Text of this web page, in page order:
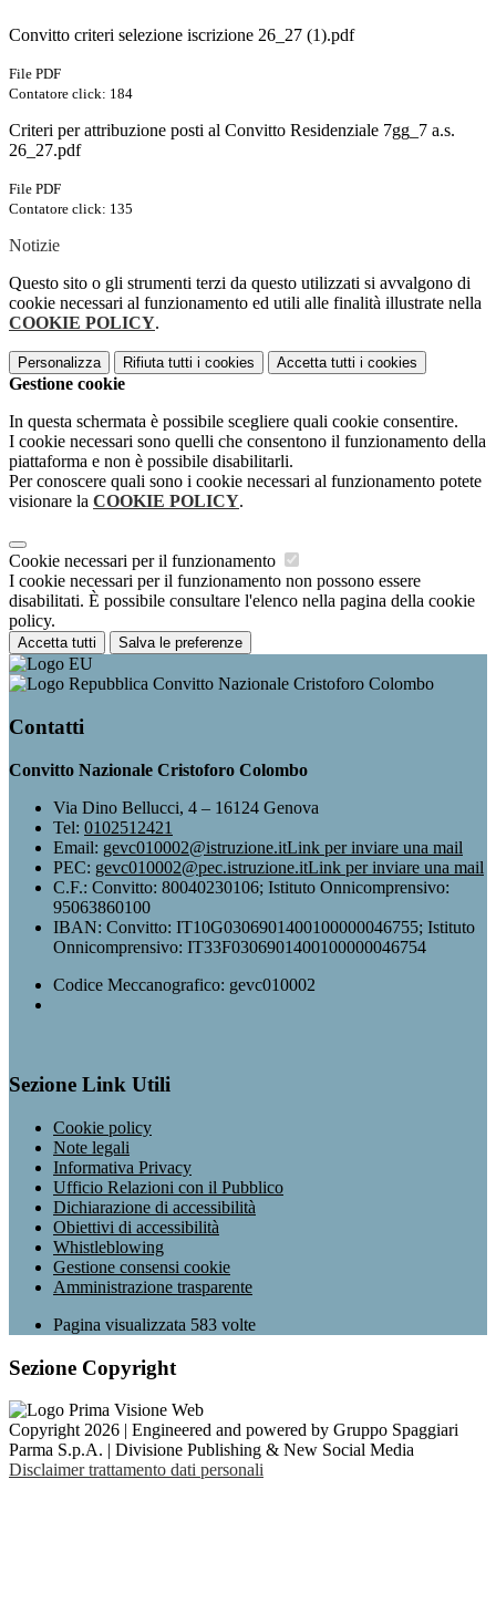
Convitto criteri selezione iscrizione 26_27 (1).pdf
File PDF
Contatore click: 184
Criteri per attribuzione posti al Convitto Residenziale 7gg_7 a.s.
26_27.pdf
File PDF
Contatore click: 135
Notizie
Questo sito o gli strumenti terzi da questo utilizzati si avvalgono di
cookie necessari al funzionamento ed utili alle finalità illustrate nella
COOKIE POLICY.
Personalizza Rifiuta tutti i cookies Accetta tutti i cookies
Gestione cookie
In questa schermata è possibile scegliere quali cookie consentire.
I cookie necessari sono quelli che consentono il funzionamento della
piattaforma e non è possibile disabilitarli.
Per conoscere quali sono i cookie necessari al funzionamento potete
visionare la COOKIE POLICY.
Cookie necessari per il funzionamento
I cookie necessari per il funzionamento non possono essere
disabilitati. È possibile consultare l'elenco nella pagina della cookie
policy.
Accetta tutti Salva le preferenze
Convitto Nazionale Cristoforo Colombo
Contatti
Convitto Nazionale Cristoforo Colombo
Via Dino Bellucci, 4 – 16124 Genova
Tel: 0102512421
Email: gevc010002@istruzione.itLink per inviare una mail
PEC: gevc010002@pec.istruzione.itLink per inviare una mail
C.F.: Convitto: 80040230106; Istituto Onnicomprensivo:
95063860100
IBAN: Convitto: IT10G0306901400100000046755; Istituto
Onnicomprensivo: IT33F0306901400100000046754
Codice Meccanografico: gevc010002
Sezione Link Utili
Cookie policy
Note legali
Informativa Privacy
Ufficio Relazioni con il Pubblico
Dichiarazione di accessibilità
Obiettivi di accessibilità
Whistleblowing
Gestione consensi cookie
Amministrazione trasparente
Pagina visualizzata 583 volte
Sezione Copyright
Copyright 2026 | Engineered and powered by Gruppo Spaggiari
Parma S.p.A. | Divisione Publishing & New Social Media
Disclaimer trattamento dati personali